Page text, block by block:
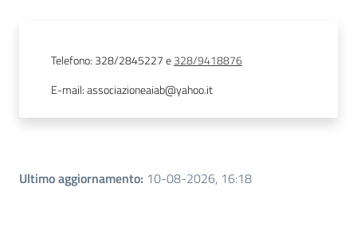
Telefono: 328/2845227e328/9418876
E-mail:associazioneaiab@yahoo.it
Ultimo aggiornamento: 10-08-2026, 16:18